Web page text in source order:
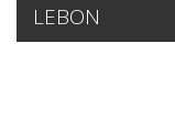
LEBON